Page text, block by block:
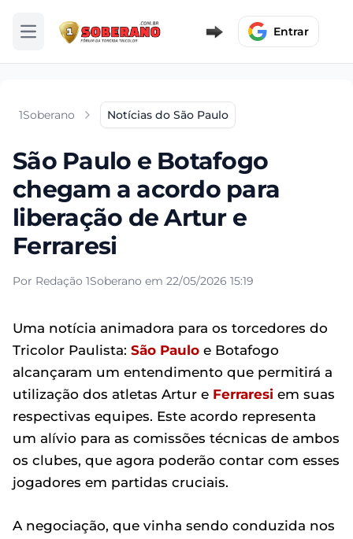
Abrir menu Entrar
1Soberano Notícias do São Paulo
São Paulo e Botafogo
chegam a acordo para
liberação de Artur e
Ferraresi
Por Redação 1Soberano em 22/05/2026 15:19
Uma notícia animadora para os torcedores do
Tricolor Paulista: São Paulo e Botafogo
alcançaram um entendimento que permitirá a
utilização dos atletas Artur e Ferraresi em suas
respectivas equipes. Este acordo representa
um alívio para as comissões técnicas de ambos
os clubes, que agora poderão contar com esses
jogadores em partidas cruciais.
A negociação, que vinha sendo conduzida nos